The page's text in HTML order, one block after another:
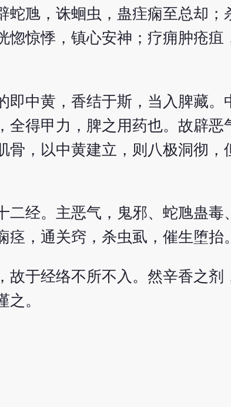
蛇虺，诛蛔虫，蛊疰痫至总却
惚惊悸，镇心安神；疗痈肿疮疽
即中黄，香结于斯，当入脾藏
得甲力，脾之用药也。故辟恶
骨，以中黄建立，则八极洞彻，
二经。主恶气，鬼邪、蛇虺蛊
，通关窍，杀虫虱，催生堕抬
于经络不所不入。然辛香之剂
。